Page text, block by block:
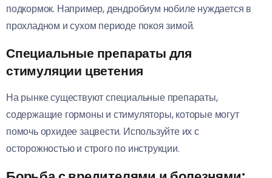
подкормок. Например, дендробиум нобиле нуждается в
прохладном и сухом периоде покоя зимой.
Специальные препараты для
стимуляции цветения
На рынке существуют специальные препараты,
содержащие гормоны и стимуляторы, которые могут
помочь орхидее зацвести. Используйте их с
осторожностью и строго по инструкции.